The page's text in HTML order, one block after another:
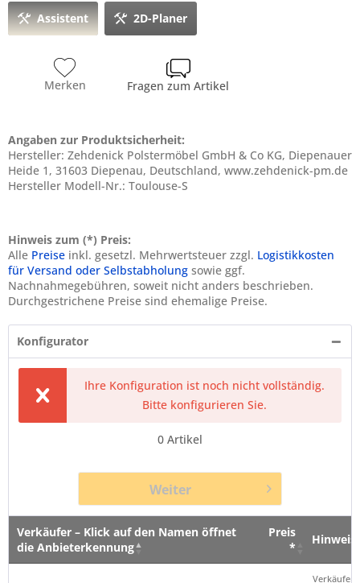
Assistent 2D-Planer
Merken Fragen zum Artikel
Angaben zur Produktsicherheit:
Hersteller: Zehdenick Polstermöbel GmbH & Co KG, Diepenauer
Heide 1, 31603 Diepenau, Deutschland, www.zehdenick-pm.de
Hersteller Modell-Nr.: Toulouse-S
Hinweis zum (*) Preis:
Alle Preise inkl. gesetzl. Mehrwertsteuer zzgl. Logistikkosten
für Versand oder Selbstabholung sowie ggf.
Nachnahmegebühren, soweit nicht anders beschrieben.
Durchgestrichene Preise sind ehemalige Preise.
Konfigurator
Ihre Konfiguration ist noch nicht vollständig.
Bitte konfigurieren Sie.
0 Artikel
Weiter
Verkäufer – Klick auf den Namen öffnet
die Anbieterkennung
Preis
*
Hinweis
Verkäufer